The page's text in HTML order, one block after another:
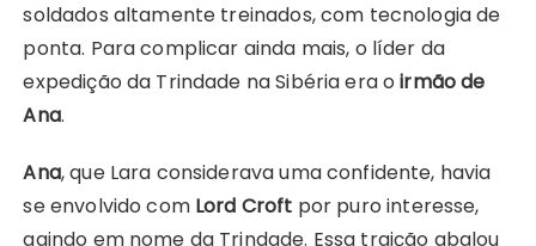
soldados altamente treinados, com tecnologia de
ponta. Para complicar ainda mais, o líder da
expedição da Trindade na Sibéria era oirmão de
Ana.
Ana, que Lara considerava uma confidente, havia
se envolvido com Lord Croft por puro interesse,
agindo em nome da Trindade. Essa traição abalou